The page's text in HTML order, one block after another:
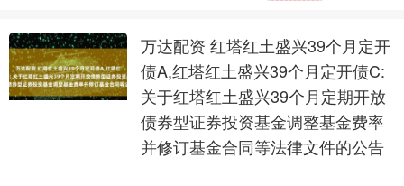
万达配资 红塔红土盛兴39个月定开
债A,红塔红土盛兴39个月定开债C:
关于红塔红土盛兴39个月定期开放
债券型证券投资基金调整基金费率
并修订基金合同等法律文件的公告